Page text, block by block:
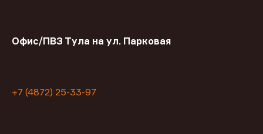
Офис/ПВЗ Тула на ул. Парковая
+7 (4872) 25-33-97